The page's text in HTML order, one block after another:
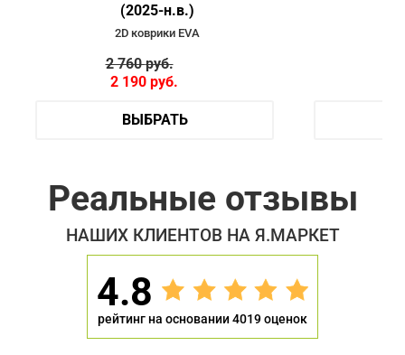
(2025-н.в.)
2D коврики EVA
2 760руб.
2 190 руб.
ВЫБРАТЬ
Реальные отзывы
НАШИХ КЛИЕНТОВ НА Я.МАРКЕТ
4.8
рейтинг на основании 4019 оценок